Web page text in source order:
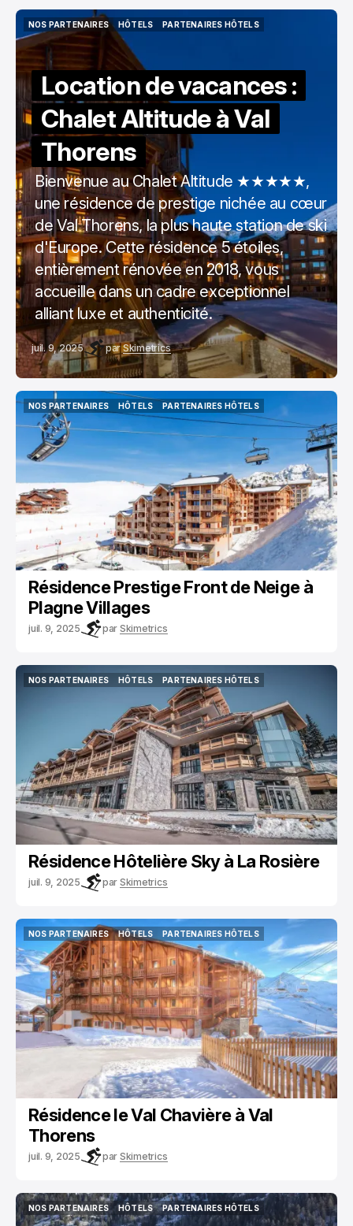
NOS PARTENAIRES
NOS PARTENAIRES
HÔTELS
HÔTELS
PARTENAIRES HÔTELS
Location de vacances :
Chalet Altitude à Val
Thorens
Bienvenue au Chalet Altitude ★★★★★,
une résidence de prestige nichée au cœur
de Val Thorens, la plus haute station de ski
d'Europe. Cette résidence 5 étoiles,
entièrement rénovée en 2018, vous
accueille dans un cadre exceptionnel
alliant luxe et authenticité.
juil. 9, 2025 parSkimetrics
NOS PARTENAIRES
NOS PARTENAIRES
HÔTELS
HÔTELS
PARTENAIRES HÔTELS
PARTENAIRES HÔTELS
Résidence Prestige Front de Neige à
Plagne Villages
juil. 9, 2025 par Skimetrics
NOS PARTENAIRES
HÔTELS
PARTENAIRES HÔTELS
PARTENAIRES HÔTELS
Résidence Hôtelière Sky à La Rosière
juil. 9, 2025 par Skimetrics
NOS PARTENAIRES
NOS PARTENAIRES
HÔTELS
HÔTELS
PARTENAIRES HÔTELS
PARTENAIRES HÔTELS
Résidence le Val Chavière à Val
Thorens
juil. 9, 2025 par Skimetrics
NOS PARTENAIRES
NOS PARTENAIRES
HÔTELS
HÔTELS
PARTENAIRES HÔTELS
PARTENAIRES HÔTELS